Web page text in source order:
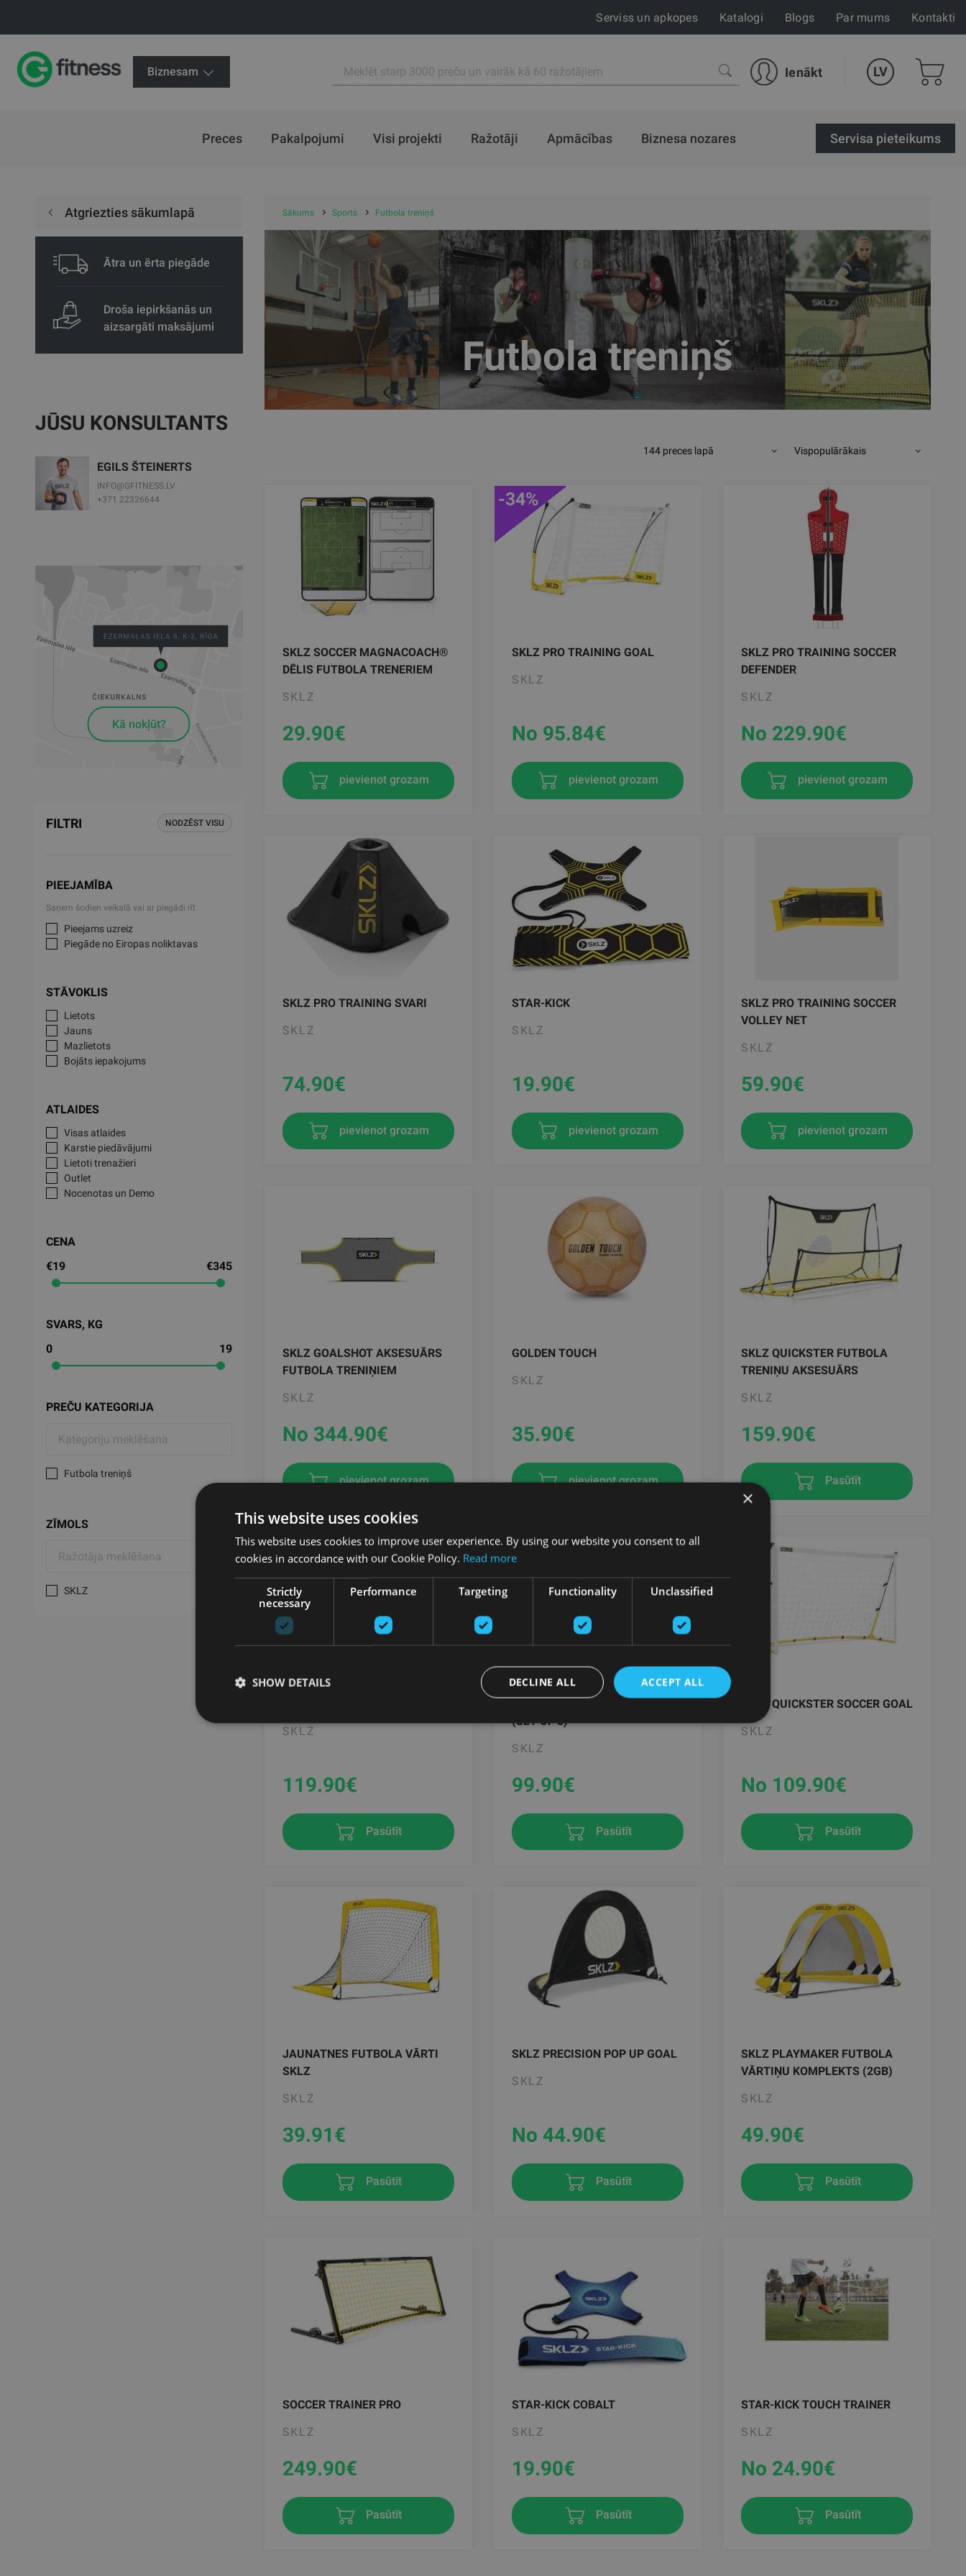
Serviss un apkopes Katalogi Blogs Par mums Kontakti
Biznesam Ienākt LV
Preces Pakalpojumi Visi projekti Ražotāji Apmācības Biznesa nozares Servisa pieteikums
Atgriezties sākumlapā
Ātra un ērta piegāde
Droša iepirkšanās un
aizsargāti maksājumi
JŪSU KONSULTANTS
EGILS ŠTEINERTS
INFO@GFITNESS.LV
+371 22326644
Kā nokļūt?
FILTRI NODZĒST VISU
PIEEJAMĪBA
Saņem šodien veikalā vai ar piegādi rīt
Pieejams uzreiz
Piegāde no Eiropas noliktavas
STĀVOKLIS
Lietots
Jauns
Mazlietots
Bojāts iepakojums
ATLAIDES
Visas atlaides
Karstie piedāvājumi
Lietoti trenažieri
Outlet
Nocenotas un Demo
CENA
€19
€345
SVARS, KG
0
19
PREČU KATEGORIJA
Futbola treniņš
ZĪMOLS
SKLZ
Sākums Sports Futbola treniņš
Futbola treniņš
144 preces lapā Vispopulārākais
SKLZ SOCCER MAGNACOACH®
DĒLIS FUTBOLA TRENERIEM
SKLZ
29.90€
pievienot grozam
SKLZ PRO TRAINING GOAL
SKLZ
-34%
No 95.84€
pievienot grozam
SKLZ PRO TRAINING SOCCER
DEFENDER
SKLZ
No 229.90€
pievienot grozam
SKLZ PRO TRAINING SVARI
SKLZ
74.90€
pievienot grozam
STAR-KICK
SKLZ
19.90€
pievienot grozam
SKLZ PRO TRAINING SOCCER
VOLLEY NET
SKLZ
59.90€
pievienot grozam
SKLZ GOALSHOT AKSESUĀRS
FUTBOLA TRENIŅIEM
SKLZ
No 344.90€
pievienot grozam
GOLDEN TOUCH
SKLZ
35.90€
pievienot grozam
SKLZ QUICKSTER FUTBOLA
TRENIŅU AKSESUĀRS
SKLZ
159.90€
Pasūtīt
SKLZ
119.90€
Pasūtīt
(SET OF 8)
SKLZ
99.90€
Pasūtīt
SKLZ QUICKSTER SOCCER GOAL
SKLZ
No 109.90€
Pasūtīt
JAUNATNES FUTBOLA VĀRTI
SKLZ
SKLZ
39.91€
Pasūtīt
SKLZ PRECISION POP UP GOAL
SKLZ
No 44.90€
Pasūtīt
SKLZ PLAYMAKER FUTBOLA
VĀRTIŅU KOMPLEKTS (2GB)
SKLZ
49.90€
Pasūtīt
SOCCER TRAINER PRO
SKLZ
249.90€
Pasūtīt
STAR-KICK COBALT
SKLZ
19.90€
Pasūtīt
STAR-KICK TOUCH TRAINER
SKLZ
No 24.90€
Pasūtīt
×
This website uses cookies
This website uses cookies to improve user experience. By using our website you consent to all
cookies in accordance with our Cookie Policy. Read more
Strictly
necessary
Performance Targeting Functionality Unclassified
ACCEPT ALL
DECLINE ALL
SHOW DETAILS